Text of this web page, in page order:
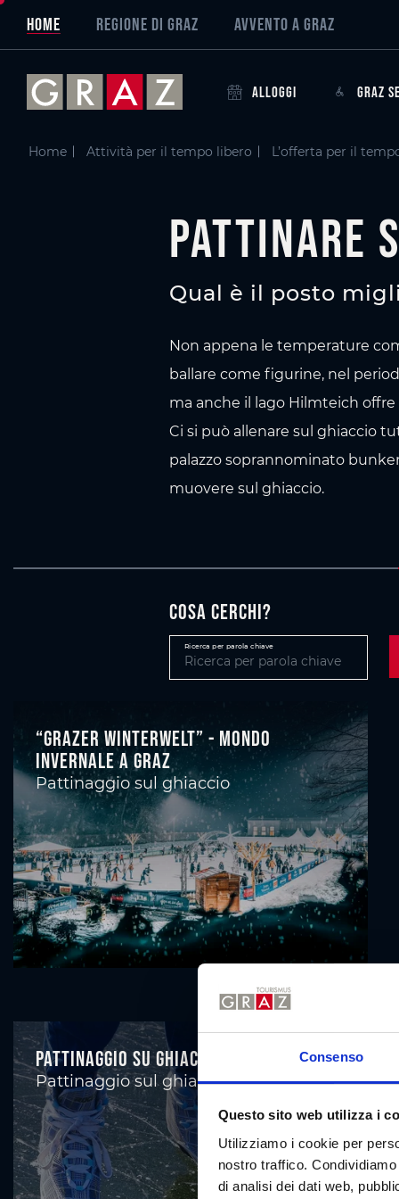
Consenso
Questo sito web utilizza i
Utilizziamo i cookie per
nostro traffico.
di analisi dei dati web,
Vai al contenuto principale
Vai all'indice
Vai alla navigazione principale
Panoramica di tutti i contenuti
Pattinare su ghiaccio a Graz
HOME REGIONE DI GRAZ AVVENTO A GRAZ
ALLOGGI GRAZ
Home Attività per il tempo libero L’offerta per il
Pattinare
Qual è il posto
Non appena le temperature
ballare come figurine, nel
ma anche il lago Hilmteich
Ci si può allenare sul ghiaccio
palazzo soprannominato
muovere sul ghiaccio.
Cosa cerchi?
Ricerca per parola chiave
“Grazer Winterwelt” - Mondo
invernale a Graz
Pattinaggio sul ghiaccio
Pattinaggio su ghiaccio a Hilmteich
Pattinaggio sul ghiaccio